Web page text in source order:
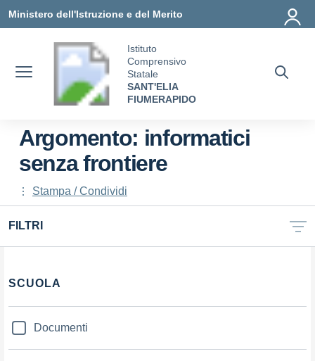
Ministero dell'Istruzione e del Merito
Istituto
Comprensivo
Statale
SANT'ELIA
FIUMERAPIDO
Argomento: informatici
senza frontiere
Stampa / Condividi
FILTRI
SCUOLA
Documenti